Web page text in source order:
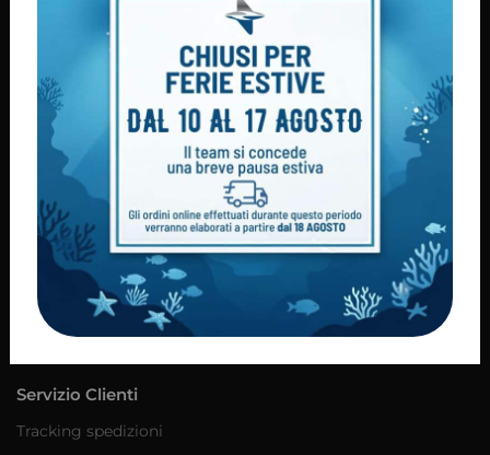
Condizioni di vendita
Consegna dei prodotti
Modalità di pagamento
Diritto di recesso
Privacy policy
Cookie Policy
Servizi
Contatti
Servizio Clienti
Tracking spedizioni